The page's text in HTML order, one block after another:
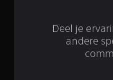
Deel je
andere